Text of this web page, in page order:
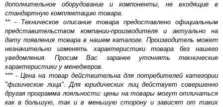
дополнительное оборудование и компоненты, не входящие в
стандартную комплектацию товара.
** - Техническое описание товара предоставлено официальным
представительством компании-производителя и актуально на
дату появления товара в нашем каталоге. Производитель может
незначительно изменять характеристики товара без нашего
уведомления. Просим Вас заранее уточнять технические
характеристики у менеджеров.
*** - Цена на товар действительна для потребителей категории
"физические лица". Для юридических лиц действует совершенно
другая программа лояльности: цены на товары могут отличаться
как в большую, так и в меньшую сторону и зависят от таких